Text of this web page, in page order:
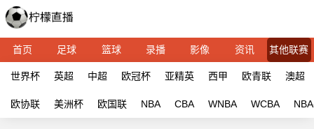
首页 足球 篮球 录播 影像 资讯 其他联赛
世界杯 英超 中超 欧冠杯 亚精英 西甲 欧青联 澳超
欧协联 美洲杯 欧国联 NBA CBA WNBA WCBA